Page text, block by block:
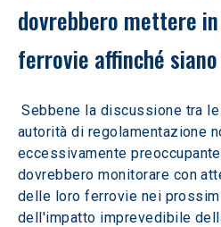
dovrebbero mettere
ferrovie affinché
Sebbene la discussione tra le ferrovie e le loro
autorità di regolamentazione
eccessivamente
dovrebbero monitorare con
delle loro ferrovie nei
dell'impatto imprevedibile